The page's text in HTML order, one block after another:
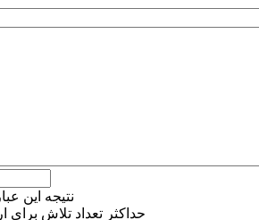
نتیجه این
حداکثر تعداد تلاش برای ارسال: